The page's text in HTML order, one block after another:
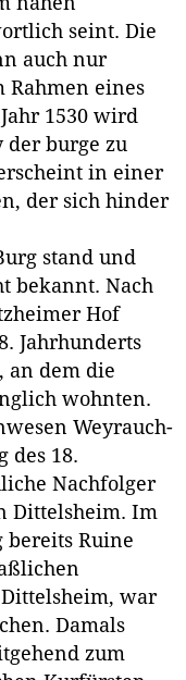
seint. Die
auch nur
eines
1530 wird
der burge zu
in einer
der sich hinder
stand und
bekannt. Nach
Hof
Jahrhunderts
an dem die
wohnten.
Weyrauch-
des 18.
Nachfolger
Dittelsheim. Im
bereits Ruine
war
Damals
zum